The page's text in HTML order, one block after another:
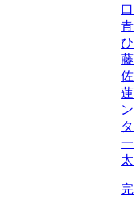
口
青
ひ
藤
佐
蓮
ン
タ
一/
太
完